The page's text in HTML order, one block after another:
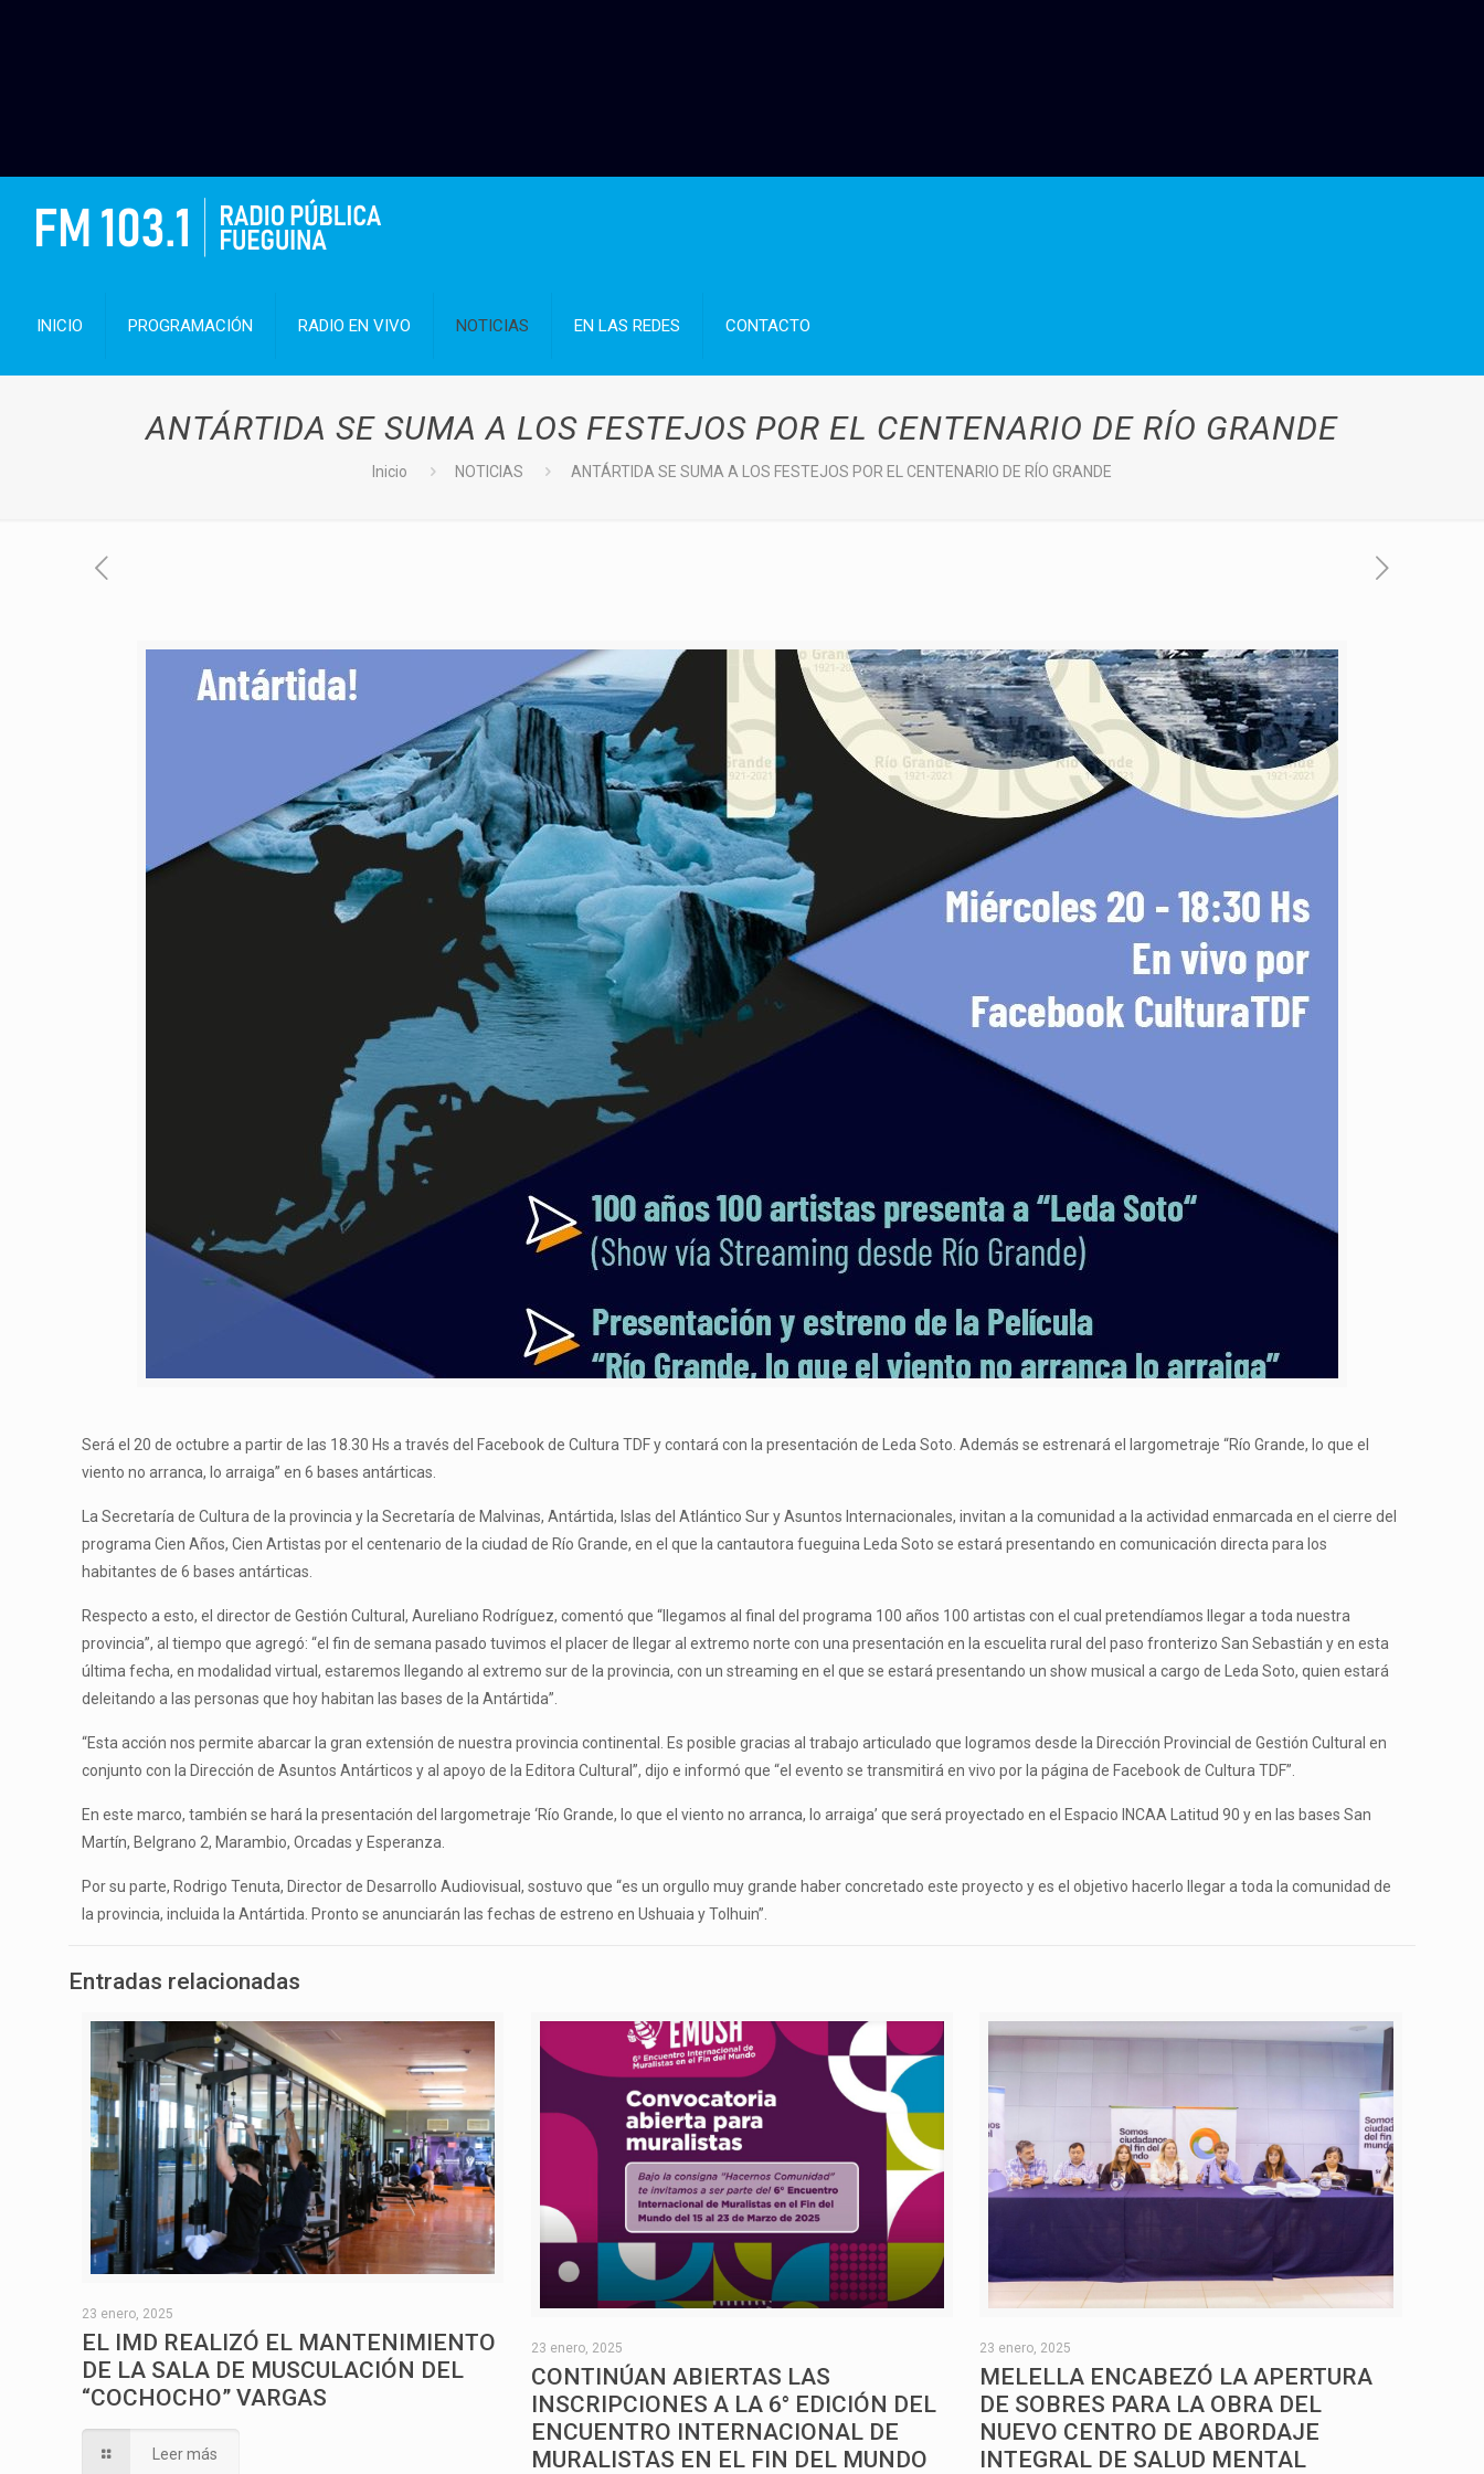
INICIO PROGRAMACIÓN RADIO EN VIVO NOTICIAS EN LAS REDES CONTACTO
ANTÁRTIDA SE SUMA A LOS FESTEJOS POR EL CENTENARIO DE RÍO GRANDE
Inicio NOTICIAS ANTÁRTIDA SE SUMA A LOS FESTEJOS POR EL CENTENARIO DE RÍO GRANDE
Será el 20 de octubre a partir de las 18.30 Hs a través del Facebook de Cultura TDF y contará con la presentación de Leda Soto. Además se estrenará el largometraje “Río Grande, lo que el
viento no arranca, lo arraiga” en 6 bases antárticas.
La Secretaría de Cultura de la provincia y la Secretaría de Malvinas, Antártida, Islas del Atlántico Sur y Asuntos Internacionales, invitan a la comunidad a la actividad enmarcada en el cierre del
programa Cien Años, Cien Artistas por el centenario de la ciudad de Río Grande, en el que la cantautora fueguina Leda Soto se estará presentando en comunicación directa para los
habitantes de 6 bases antárticas.
Respecto a esto, el director de Gestión Cultural, Aureliano Rodríguez, comentó que “llegamos al final del programa 100 años 100 artistas con el cual pretendíamos llegar a toda nuestra
provincia”, al tiempo que agregó: “el fin de semana pasado tuvimos el placer de llegar al extremo norte con una presentación en la escuelita rural del paso fronterizo San Sebastián y en esta
última fecha, en modalidad virtual, estaremos llegando al extremo sur de la provincia, con un streaming en el que se estará presentando un show musical a cargo de Leda Soto, quien estará
deleitando a las personas que hoy habitan las bases de la Antártida”.
“Esta acción nos permite abarcar la gran extensión de nuestra provincia continental. Es posible gracias al trabajo articulado que logramos desde la Dirección Provincial de Gestión Cultural en
conjunto con la Dirección de Asuntos Antárticos y al apoyo de la Editora Cultural”, dijo e informó que “el evento se transmitirá en vivo por la página de Facebook de Cultura TDF”.
En este marco, también se hará la presentación del largometraje ‘Río Grande, lo que el viento no arranca, lo arraiga’ que será proyectado en el Espacio INCAA Latitud 90 y en las bases San
Martín, Belgrano 2, Marambio, Orcadas y Esperanza.
Por su parte, Rodrigo Tenuta, Director de Desarrollo Audiovisual, sostuvo que “es un orgullo muy grande haber concretado este proyecto y es el objetivo hacerlo llegar a toda la comunidad de
la provincia, incluida la Antártida. Pronto se anunciarán las fechas de estreno en Ushuaia y Tolhuin”.
Entradas relacionadas
23 enero, 2025
EL IMD REALIZÓ EL MANTENIMIENTO
DE LA SALA DE MUSCULACIÓN DEL
“COCHOCHO” VARGAS
Leer más
23 enero, 2025
CONTINÚAN ABIERTAS LAS
INSCRIPCIONES A LA 6° EDICIÓN DEL
ENCUENTRO INTERNACIONAL DE
MURALISTAS EN EL FIN DEL MUNDO
23 enero, 2025
MELELLA ENCABEZÓ LA APERTURA
DE SOBRES PARA LA OBRA DEL
NUEVO CENTRO DE ABORDAJE
INTEGRAL DE SALUD MENTAL